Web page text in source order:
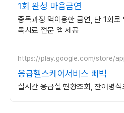
1회 완성 마음금연
중독과정 역이용한 금연, 단 1회로
독치료 전문 앱 제공
https://play.google.com/store/
응급헬스케어서비스 삐빅
실시간 응급실 현황조회, 잔여병석